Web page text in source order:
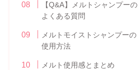
【Q&A】メルトシャンプーの
よくある質問
メルトモイストシャンプーの
使用方法
メルト使用感とまとめ